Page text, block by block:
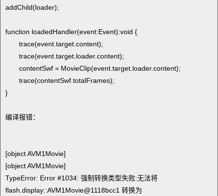
addChild(loader);
function loadedHandler(event:Event):void {
trace(event.target.content);
trace(event.target.loader.content);
contentSwf = MovieClip(event.target.loader.content);
trace(contentSwf.totalFrames);
}
编译报错：
[object AVM1Movie]
[object AVM1Movie]
TypeError: Error #1034: 强制转换类型失败:无法将
flash.display::AVM1Movie@1118bcc1 转换为